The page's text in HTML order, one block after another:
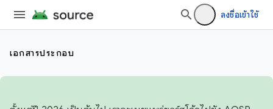
ลงชื่อเข้าใช้
เอกสารประกอบ